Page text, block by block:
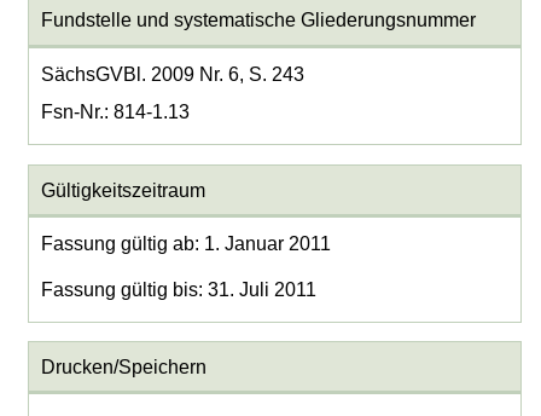
Fundstelle und systematische Gliederungsnummer
SächsGVBl. 2009 Nr. 6, S. 243
Fsn-Nr.: 814-1.13
Gültigkeitszeitraum
Fassung gültig ab: 1. Januar 2011
Fassung gültig bis: 31. Juli 2011
Drucken/Speichern